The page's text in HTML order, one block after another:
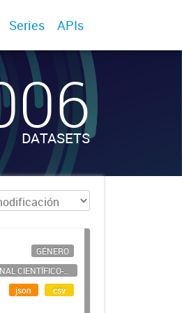
Series APIs
DATASETS
GÉNERO
PERSONAL CIENTÍFICO-TECNOLÓGICO
json
csv